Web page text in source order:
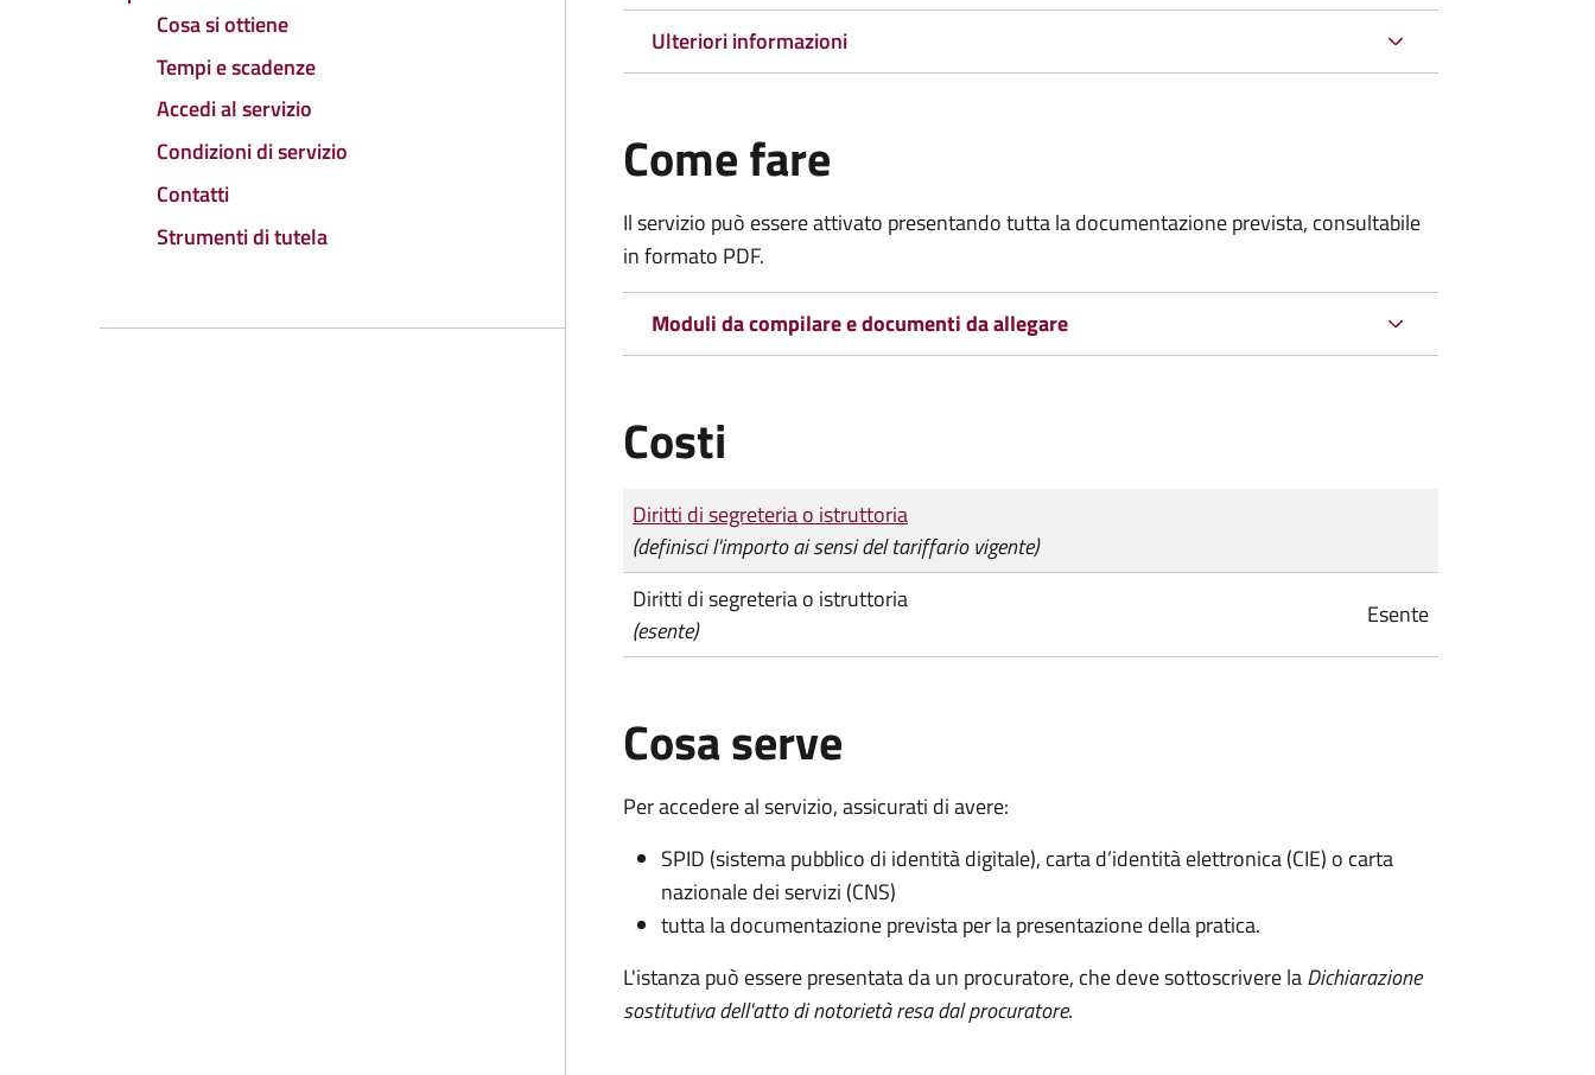
Cosa si ottiene
Tempi e scadenze
Accedi al servizio
Condizioni di servizio
Contatti
Strumenti di tutela
Ulteriori informazioni
Come fare
Il servizio può essere attivato presentando tutta la documentazione prevista, consultabile
in formato PDF.
Moduli da compilare e documenti da allegare
Costi
Tipo di pagamento
Importo
Diritti di segreteria o istruttoria
(definisci l'importo ai sensi del tariffario vigente)
Diritti di segreteria o istruttoria
(esente)
Esente
Cosa serve
Per accedere al servizio, assicurati di avere:
SPID (sistema pubblico di identità digitale), carta d’identità elettronica (CIE) o carta
nazionale dei servizi (CNS)
tutta la documentazione prevista per la presentazione della pratica.
L'istanza può essere presentata da un procuratore, che deve sottoscrivere laDichiarazione
sostitutiva dell'atto di notorietà resa dal procuratore.